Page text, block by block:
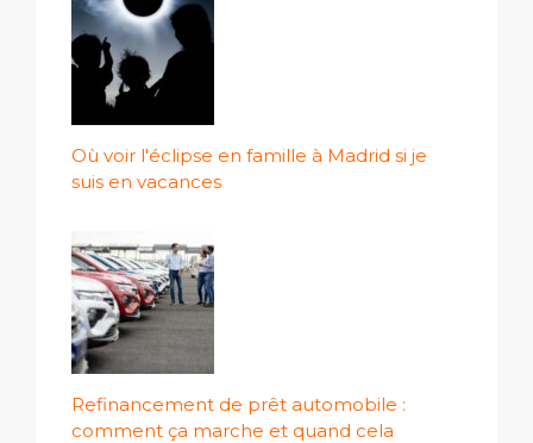
Où voir l'éclipse en famille à Madrid si je
suis en vacances
Refinancement de prêt automobile :
comment ça marche et quand cela